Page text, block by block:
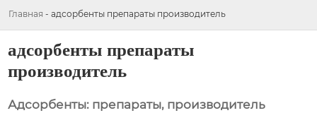
Главная - адсорбенты препараты производитель
адсорбенты препараты
производитель
Адсорбенты: препараты, производитель